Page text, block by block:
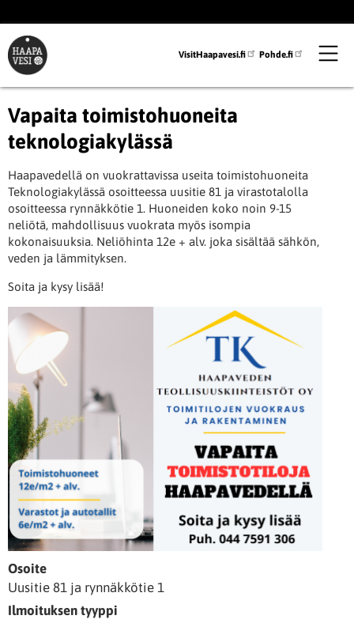
pääsisältöön
VisitHaapavesi.fi Pohde.fi
Osoite
Uusitie 81 ja rynnäkkötie 1
Ilmoituksen tyyppi
Vapaita toimistohuoneita
teknologiakylässä
Haapavedellä on vuokrattavissa useita toimistohuoneita
Teknologiakylässä osoitteessa uusitie 81 ja virastotalolla
osoitteessa rynnäkkötie 1. Huoneiden koko noin 9-15
neliötä, mahdollisuus vuokrata myös isompia
kokonaisuuksia. Neliöhinta 12e + alv. joka sisältää sähkön,
veden ja lämmityksen.
Soita ja kysy lisää!